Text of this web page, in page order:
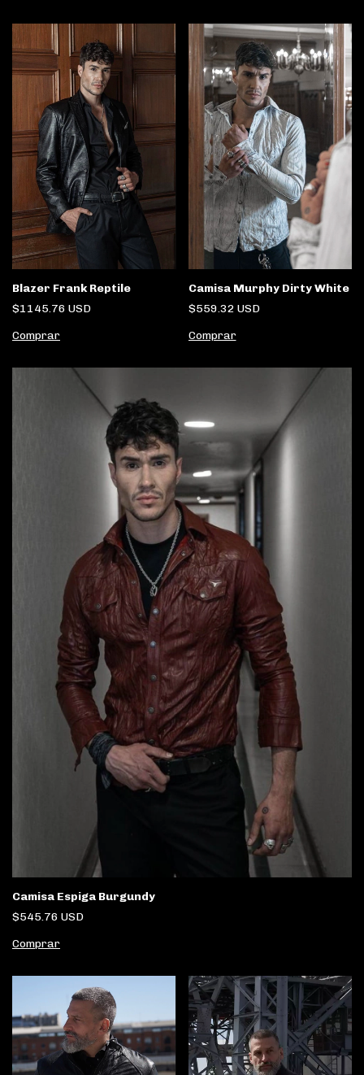
Blazer Frank Reptile
$1145.76 USD
Comprar
Camisa Murphy Dirty White
$559.32 USD
Comprar
Camisa Espiga Burgundy
$545.76 USD
Comprar